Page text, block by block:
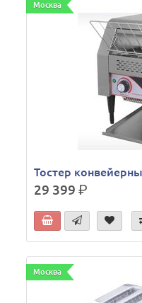
Москва
Тостер
29 399р.
Москва